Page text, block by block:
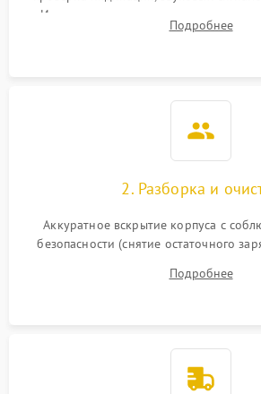
Измерение входного и выходного
реакции ИБП на отключение
Подробнее
2. Разборка и
Аккуратное вскрытие корпуса с
безопасности (снятие остаточного
и кистей для предотвращения
Подробнее